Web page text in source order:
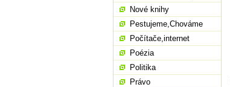
Nové knihy
Pestujeme,Chováme
Počítače,internet
Poézia
Politika
Právo